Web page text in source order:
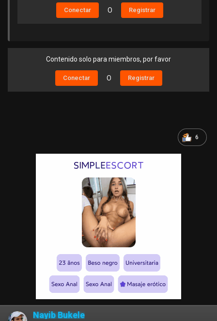
Conectar O Registrar
Contenido solo para miembros, por favor
Conectar O Registrar
6
Nayib Bukele